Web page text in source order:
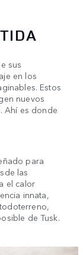
sus
en los
Estos
nuevos
Ahí es donde
para
las
el calor
innata,
de Tusk.